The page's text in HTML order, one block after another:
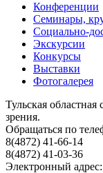
Конференции
Семинары,
Социально-
Экскурсии
Конкурсы
Выставки
Фотогалерея
Тульская
зрения.
Обращаться по
8(4872) 41-66-14
8(4872) 41-03-36
Электронный